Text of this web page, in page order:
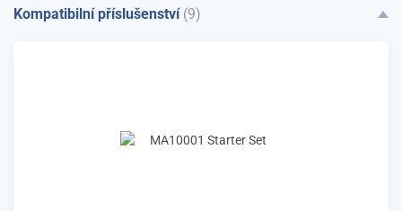
Kompatibilní příslušenství (9)